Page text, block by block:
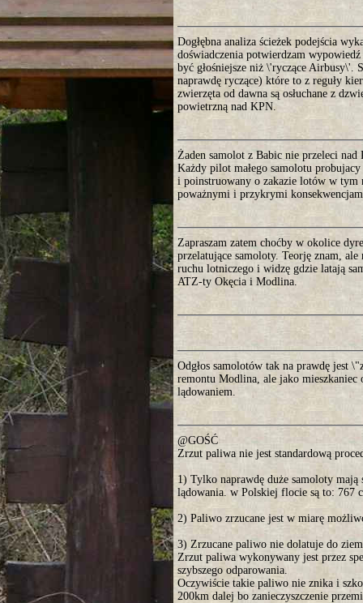
Dogłębna analiza ścieżek podejścia
doświadczenia potwierdzam
być głośniejsze niż \'ryczące Airbusy\'.
naprawdę ryczące) które to z reguły
zwierzęta od dawna są osłuchane z
powietrzną nad KPN.
Żaden samolot z Babic nie przeleci
Każdy pilot małego samolotu
i poinstruowany o zakazie lotów w tym
poważnymi i przykrymi
Zapraszam zatem choćby w okolice
przelatujące samoloty. Teorję znam,
ruchu lotniczego i widzę gdzie latają
ATZ-ty Okęcia i Modlina.
Odgłos samolotów tak na prawdę jest
remontu Modlina, ale jako mieszkaniec
lądowaniem.
@GOŚĆ
Zrzut paliwa nie jest standardową
1) Tylko naprawdę duże samoloty
lądowania. w Polskiej flocie są to: 767
2) Paliwo zrzucane jest w miarę
3) Zrzucane paliwo nie dolatuje do
Zrzut paliwa wykonywany jest przez
szybszego odparowania.
Oczywiście takie paliwo nie znika i
200km dalej bo zanieczyszczenie